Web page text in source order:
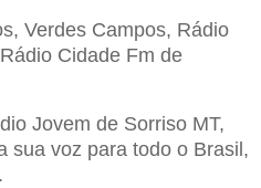
Verdes Campos, Rádio
Cidade Fm de
Jovem de Sorriso MT,
sua voz para todo o Brasil,